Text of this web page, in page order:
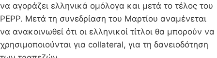
να αγοράζει ελληνικά ομόλογα και μετά το τέλος του
PEPP. Μετά τη συνεδρίαση του Μαρτίου αναμένεται
να ανακοινωθεί ότι οι ελληνικοί τίτλοι θα μπορούν να
χρησιμοποιούνται για collateral, για τη δανειοδότηση